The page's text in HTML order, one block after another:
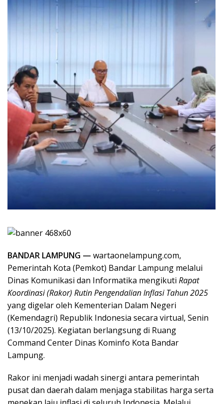
BANDAR LAMPUNG — wartaonelampung.com,
Pemerintah Kota (Pemkot) Bandar Lampung melalui
Dinas Komunikasi dan Informatika mengikuti Rapat
Koordinasi (Rakor) Rutin Pengendalian Inflasi Tahun 2025
yang digelar oleh Kementerian Dalam Negeri
(Kemendagri) Republik Indonesia secara virtual, Senin
(13/10/2025). Kegiatan berlangsung di Ruang
Command Center Dinas Kominfo Kota Bandar
Lampung.
Rakor ini menjadi wadah sinergi antara pemerintah
pusat dan daerah dalam menjaga stabilitas harga serta